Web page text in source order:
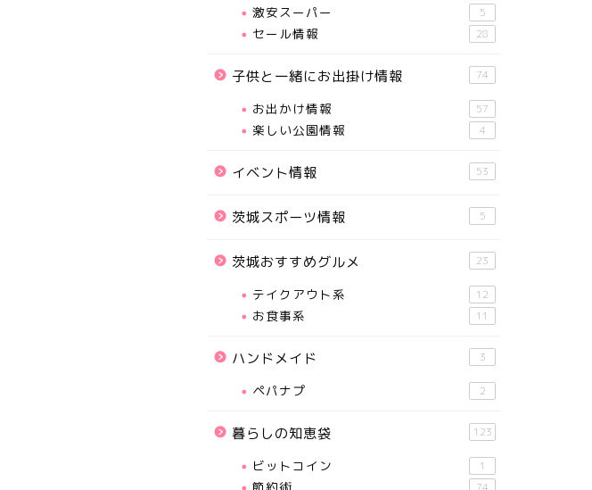
激安スーパー 5
セール情報 28
子供と一緒にお出掛け情報 74
お出かけ情報 57
楽しい公園情報 4
イベント情報 53
茨城スポーツ情報 5
茨城おすすめグルメ 23
テイクアウト系 12
お食事系 11
ハンドメイド 3
ペパナプ 2
暮らしの知恵袋 123
ビットコイン 1
74